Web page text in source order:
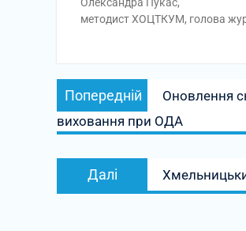
Олександра Пукас,
методист ХОЦТКУМ, голова
Навігація
записів
Попередній
запис:
Оновлення
виховання при ОДА
Далі
запис: